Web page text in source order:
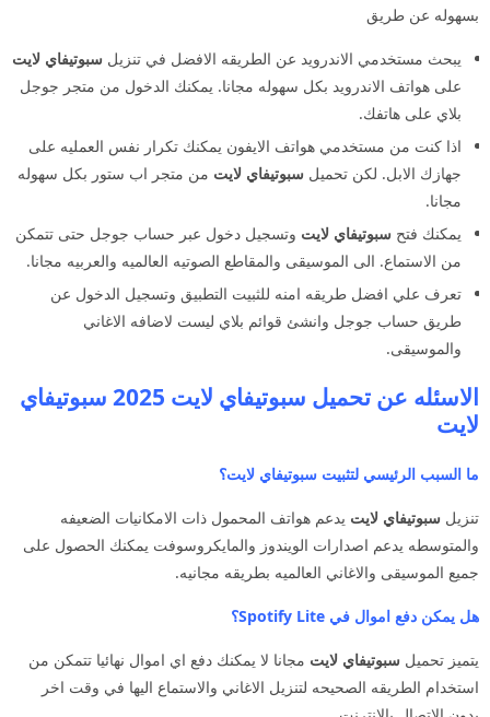
بسهوله عن طريق
يبحث مستخدمي الاندرويد عن الطريقه الافضل في تنزيل سبوتيفاي لايت
على هواتف الاندرويد بكل سهوله مجانا. يمكنك الدخول من متجر جوجل
بلاي على هاتفك.
اذا كنت من مستخدمي هواتف الايفون يمكنك تكرار نفس العمليه على
جهازك الابل. لكن تحميل سبوتيفاي لايت من متجر اب ستور بكل سهوله
مجانا.
يمكنك فتح سبوتيفاي لايت وتسجيل دخول عبر حساب جوجل حتى تتمكن
من الاستماع. الى الموسيقى والمقاطع الصوتيه العالميه والعربيه مجانا.
تعرف علي افضل طريقه امنه للثبيت التطبيق وتسجيل الدخول عن
طريق حساب جوجل وانشئ قوائم بلاي ليست لاضافه الاغاني
والموسيقى.
الاسئله عن تحميل سبوتيفاي لايت 2025 سبوتيفاي
لايت
ما السبب الرئيسي لتثبيت سبوتيفاي لايت؟
تنزيل سبوتيفاي لايت يدعم هواتف المحمول ذات الامكانيات الضعيفه
والمتوسطه يدعم اصدارات الويندوز والمايكروسوفت يمكنك الحصول على
جميع الموسيقى والاغاني العالميه بطريقه مجانيه.
هل يمكن دفع اموال في Spotify Lite؟
يتميز تحميل سبوتيفاي لايت مجانا لا يمكنك دفع اي اموال نهائيا تتمكن من
استخدام الطريقه الصحيحه لتنزيل الاغاني والاستماع اليها في وقت اخر